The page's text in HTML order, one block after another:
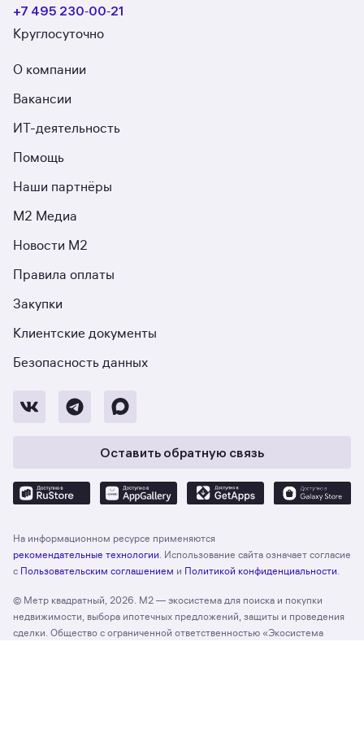
+7 495 230‑00‑21
Круглосуточно
О компании
Вакансии
ИТ-деятельность
Помощь
Наши партнёры
М2 Медиа
Новости М2
Правила оплаты
Закупки
Клиентские документы
Безопасность данных
Оставить обратную связь
На информационном ресурсе применяются
рекомендательные технологии . Использование сайта означает согласие
с Пользовательским соглашением и Политикой конфиденциальности
© Метр квадратный, 2026. М2 — экосистема для поиска и покупки
недвижимости, выбора ипотечных предложений, защиты и проведения
сделки. Общество с ограниченной ответственностью «Экосистема